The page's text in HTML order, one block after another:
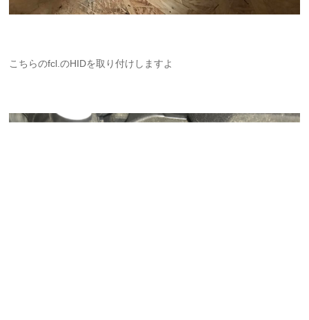
こちらのfcl.のHIDを取り付けしますよ